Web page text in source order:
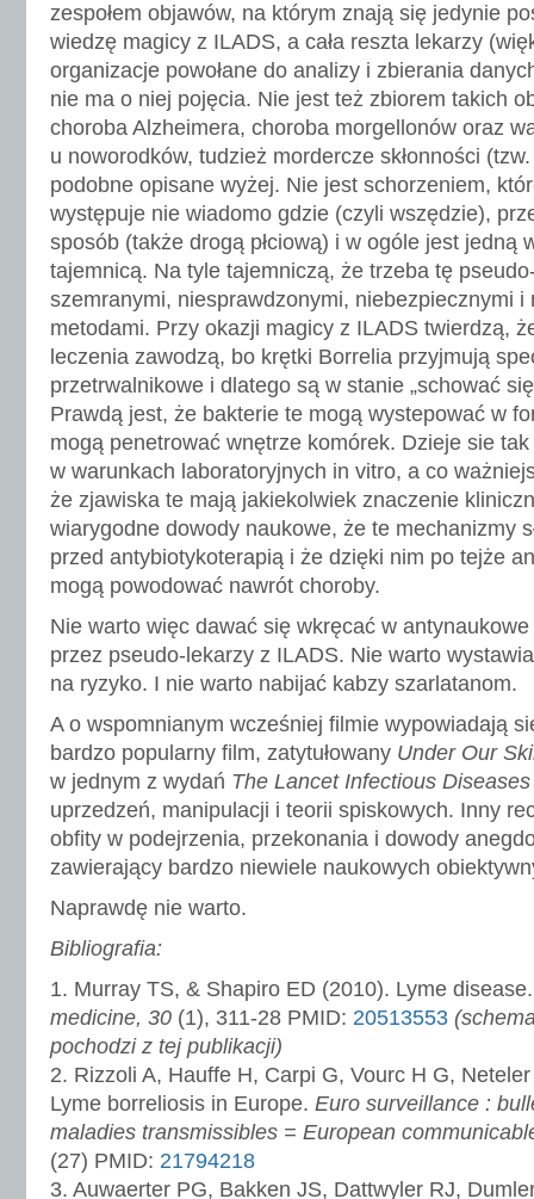
zespołem objawów, na którym znają się jedynie
wiedzę magicy z ILADS, a cała reszta lekarzy
organizacje powołane do analizy i zbierania
nie ma o niej pojęcia. Nie jest też zbiorem takich
choroba Alzheimera, choroba morgellonów oraz
u noworodków, tudzież mordercze skłonności
podobne opisane wyżej. Nie jest schorzeniem,
występuje nie wiadomo gdzie (czyli wszędzie),
sposób (także drogą płciową) i w ogóle jest jedną
tajemnicą. Na tyle tajemniczą, że trzeba tę
szemranymi, niesprawdzonymi, niebezpiecznymi i
metodami. Przy okazji magicy z ILADS twierdzą,
leczenia zawodzą, bo krętki Borrelia przyjmują
przetrwalnikowe i dlatego są w stanie „schować
Prawdą jest, że bakterie te mogą wystepować w
mogą penetrować wnętrze komórek. Dzieje sie
w warunkach laboratoryjnych in vitro, a co
że zjawiska te mają jakiekolwiek znaczenie
wiarygodne dowody naukowe, że te mechanizmy
przed antybiotykoterapią i że dzięki nim po tejże
mogą powodować nawrót choroby.
Nie warto więc dawać się wkręcać w
przez pseudo-lekarzy z ILADS. Nie warto
na ryzyko. I nie warto nabijać kabzy szarlatanom.
A o wspomnianym wcześniej filmie wypowiadają
bardzo popularny film, zatytułowany Under Our
w jednym z wydań The Lancet Infectious Diseases
uprzedzeń, manipulacji i teorii spiskowych. Inny
obfity w podejrzenia, przekonania i dowody
zawierający bardzo niewiele naukowych
Naprawdę nie warto.
Bibliografia:
1. Murray TS, & Shapiro ED (2010). Lyme
medicine, 30 (1), 311-28 PMID: 20513553
pochodzi z tej publikacji)
2. Rizzoli A, Hauffe H, Carpi G, Vourc H G,
Lyme borreliosis in Europe. Euro surveillance :
maladies transmissibles = European
(27) PMID: 21794218
3. Auwaerter PG, Bakken JS, Dattwyler RJ,